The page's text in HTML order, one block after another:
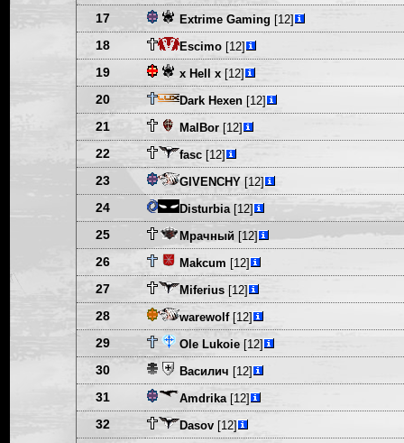
17 Extrime Gaming [12]
18 Escimo[12]
19 x Hell x[12]
20 Dark Hexen[12]
21 MalBor[12]
22 fasc[12]
23 GIVENCHY[12]
24 Disturbia[12]
25 Мрачный [12]
26 Makcum [12]
27 Miferius[12]
28 warewolf[12]
29 Ole Lukoie[12]
30 Василич [12]
31 Amdrika[12]
32 Dasov[12]